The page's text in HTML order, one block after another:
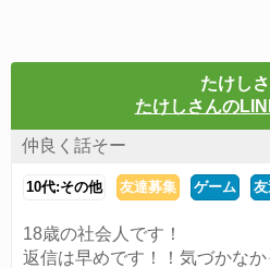
たけし
たけしさんの
仲良く話そー
10代:その他 友達募集 ゲーム
18歳の社会人です！
返信は早めです！！気づかな